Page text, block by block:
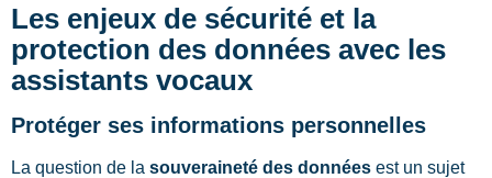
Les enjeux de sécurité et la
protection des données avec les
assistants vocaux
Protéger ses informations personnelles
La question de la souveraineté des données est un sujet